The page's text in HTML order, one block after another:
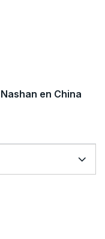
en China